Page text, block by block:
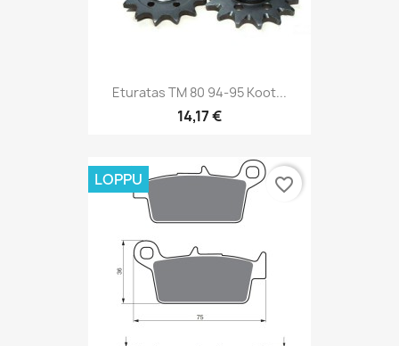
Eturatas TM 80 94-95 Koot...
14,17 €
LOPPU favorite_border